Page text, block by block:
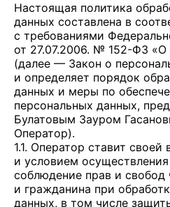
Настоящая политика
данных составлена в
с требованиями
от 27.07.2006. № 152-ФЗ «О
(далее — Закон о
и определяет порядок
данных и меры по
персональных данных,
Булатовым Зауром
Оператор).
1.1. Оператор ставит
и условием
соблюдение прав и свобод
и гражданина при
данных, в том числе